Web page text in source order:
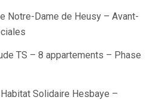
Notre-Dame de Heusy – Avant-
TS – 8 appartements – Phase
Solidaire Hesbaye –